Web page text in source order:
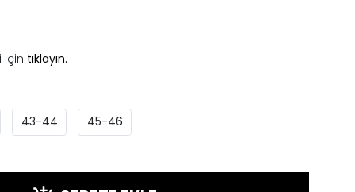
için tıklayın.
43-44 45-46